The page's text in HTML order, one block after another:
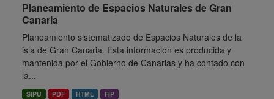
Planeamiento de Espacios Naturales de Gran
Canaria
Planeamiento sistematizado de Espacios Naturales de la
isla de Gran Canaria. Esta información es producida y
mantenida por el Gobierno de Canarias y ha contado con
la...
SIPU PDF HTML FIP